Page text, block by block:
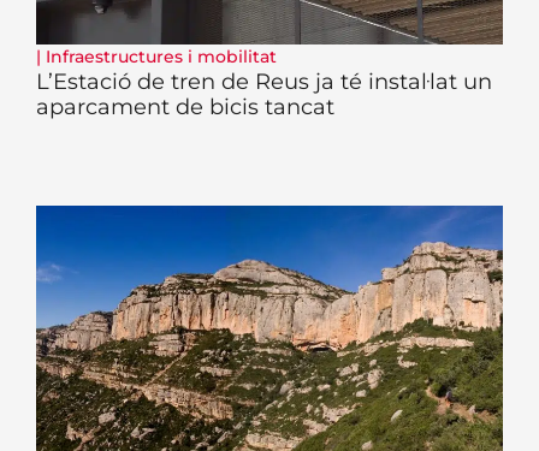
| Infraestructures i mobilitat
L’Estació de tren de Reus ja té instal·lat un
aparcament de bicis tancat